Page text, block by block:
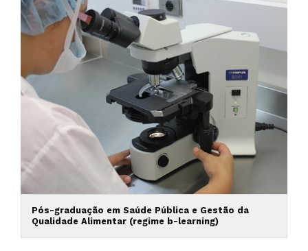
Pós-graduação em Saúde Pública e Gestão da
Qualidade Alimentar (regime b-learning)